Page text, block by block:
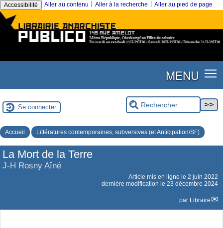
Accessibilité Aller au contenu Aller à la recherche Aller au pied de page
MENU
Se connecter
Accueil Littératures contemporaines, subversives (et Anticipation/SF)
La Mort de la Terre
J-H Rosny Aîné
Article mis en ligne le 2 juin 2022
dernière modification le 23 décembre 2024
par Libraire